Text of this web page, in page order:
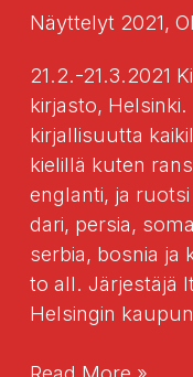
Näyttelyt 2021,
21.2.-21.3.2021
kirjasto,
kirjallisuutta
kielillä kuten
englanti, ja
dari, persia,
serbia, bosnia ja
to all. Järjestäjä
Helsingin
Satakielikuukausi-